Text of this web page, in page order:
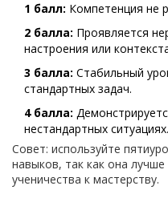
1 балл: Компетенция не
2 балла: Проявляется
настроения или
3 балла: Стабильный
стандартных задач.
4 балла:
нестандартных ситуациях.
Совет: используйте
навыков, так как она
ученичества к мастерству.